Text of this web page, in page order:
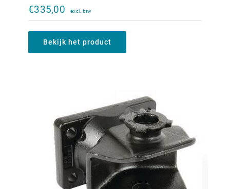
€335,00
Bekijk het product
€355,00